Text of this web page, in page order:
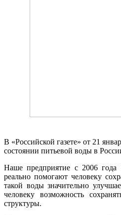
В «Российской газете» от 21
состоянии питьевой воды в
Наше предприятие с 2006 года
реально помогают человеку
такой воды значительно
человеку возможность
структуры.